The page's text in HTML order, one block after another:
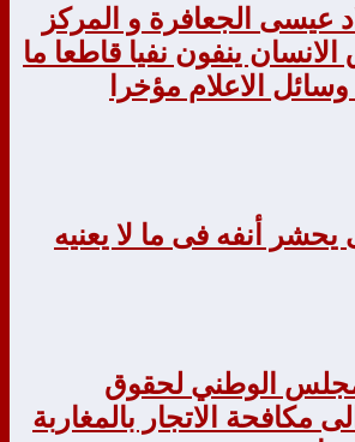
عيسى الجعافرة و المركز
ينفون نفيا قاطعا ما
الاعلام مؤخرا
يحشر أنفه فى ما لا يعنيه
الوطني لحقوق
مكافحة الاتجار بالمغاربة